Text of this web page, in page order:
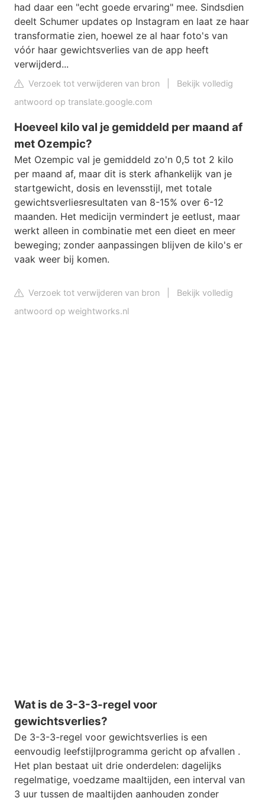
had daar een "echt goede ervaring" mee. Sindsdien
deelt Schumer updates op Instagram en laat ze haar
transformatie zien, hoewel ze al haar foto's van
vóór haar gewichtsverlies van de app heeft
verwijderd...
Verzoek tot verwijderen van bron
Bekijk volledig
antwoord op translate.google.com
Hoeveel kilo val je gemiddeld per maand af
met Ozempic?
Met Ozempic val je gemiddeld zo'n 0,5 tot 2 kilo
per maand af, maar dit is sterk afhankelijk van je
startgewicht, dosis en levensstijl, met totale
gewichtsverliesresultaten van 8-15% over 6-12
maanden. Het medicijn vermindert je eetlust, maar
werkt alleen in combinatie met een dieet en meer
beweging; zonder aanpassingen blijven de kilo's er
vaak weer bij komen.
Verzoek tot verwijderen van bron
Bekijk volledig
antwoord op weightworks.nl
Wat is de 3-3-3-regel voor
gewichtsverlies?
De 3-3-3-regel voor gewichtsverlies is een
eenvoudig leefstijlprogramma gericht op afvallen .
Het plan bestaat uit drie onderdelen: dagelijks
regelmatige, voedzame maaltijden, een interval van
3 uur tussen de maaltijden aanhouden zonder